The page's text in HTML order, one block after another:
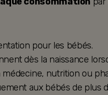
pour les bébés.
dès la naissance
nutrition ou
aux bébés de plus